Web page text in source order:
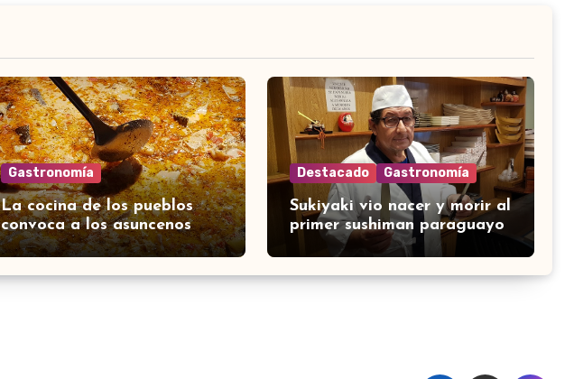
Gastronomía
La cocina de los pueblos
convoca a los asuncenos
Destacado Gastronomía
Sukiyaki vio nacer y morir al
primer sushiman paraguayo